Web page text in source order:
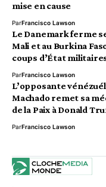
mise en cause
ParFrancisco Lawson
Le Danemark ferme
Mali et au Burkina
coups d’État
ParFrancisco Lawson
L’opposante
Machado remet sa
de la Paix à Donald
ParFrancisco Lawson